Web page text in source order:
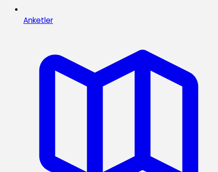
Anketler